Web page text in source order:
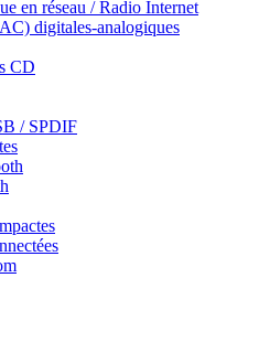
en réseau / Radio Internet
digitales-analogiques
CD
/ SPDIF